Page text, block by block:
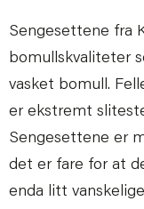
Sengesettene fra
bomullskvaliteter
vasket bomull.
er ekstremt
Sengesettene er
det er fare for at
enda litt